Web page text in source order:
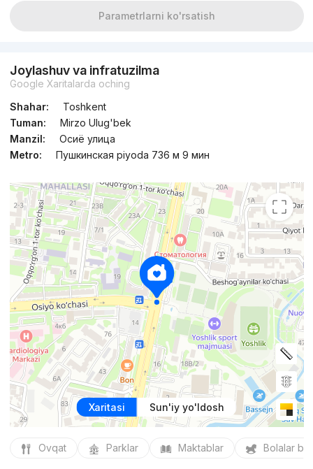
Parametrlarni ko'rsatish
Joylashuv va infratuzilma
Google Xaritalarda oching
Shahar:
Toshkent
Tuman:
Mirzo Ulug'bek
Manzil:
Осиё улица
Metro:
Пушкинская piyoda 736 м 9 мин
Xaritasi Sun'iy yo'ldosh
Ovqat Parklar Maktablar Bolalar